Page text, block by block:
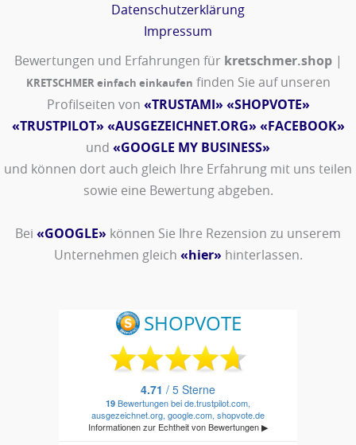
Datenschutzerklärung
Impressum
Bewertungen und Erfahrungen für kretschmer.shop|
KRETSCHMER einfach einkaufen finden Sie auf unseren
Profilseiten von «TRUSTAMI» «SHOPVOTE»
«TRUSTPILOT» «AUSGEZEICHNET.ORG» «FACEBOOK»
und «GOOGLE MY BUSINESS»
und können dort auch gleich Ihre Erfahrung mit uns teilen
sowie eine Bewertung abgeben.
Bei «GOOGLE» können Sie Ihre Rezension zu unserem
Unternehmen gleich «hier» hinterlassen.